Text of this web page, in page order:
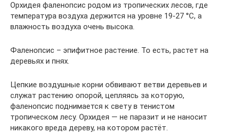
Орхидея фаленопсис родом из тропических лесов, где
температура воздуха держится на уровне 19-27 °С, а
влажность воздуха очень высока.
Фаленопсис – эпифитное растение. То есть, растет на
деревьях и пнях.
Цепкие воздушные корни обвивают ветви деревьев и
служат растению опорой, цепляясь за которую,
фаленопсис поднимается к свету в тенистом
тропическом лесу. Орхидея — не паразит и не наносит
никакого вреда дереву, на котором растёт.